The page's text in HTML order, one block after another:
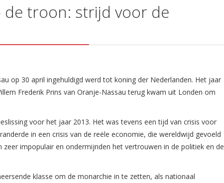
de troon: strijd voor de
op 30 april ingehuldigd werd tot koning der Nederlanden. Het jaar
Frederik Prins van Oranje-Nassau terug kwam uit Londen om
voor het jaar 2013. Het was tevens een tijd van crisis voor
in een crisis van de reële economie, die wereldwijd gevoeld
impopulair en ondermijnden het vertrouwen in de politiek en de
klasse om de monarchie in te zetten, als nationaal